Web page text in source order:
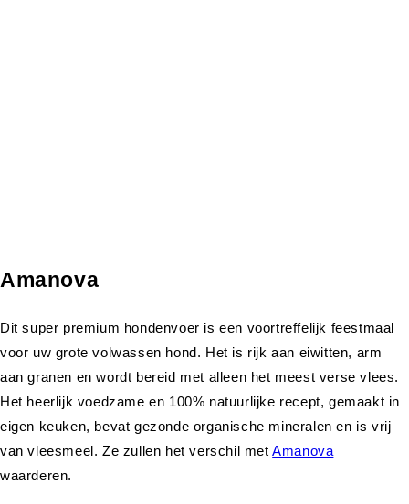
Amanova
Dit super premium hondenvoer is een voortreffelijk feestmaal
voor uw grote volwassen hond. Het is rijk aan eiwitten, arm
aan granen en wordt bereid met alleen het meest verse vlees.
Het heerlijk voedzame en 100% natuurlijke recept, gemaakt in
eigen keuken, bevat gezonde organische mineralen en is vrij
van vleesmeel. Ze zullen het verschil metAmanova
waarderen.